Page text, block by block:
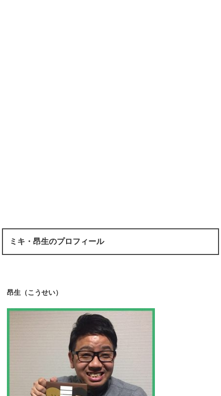
ミキ・昂生のプロフィール
昂生（こうせい）